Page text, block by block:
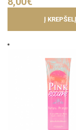
Į KREPŠELĮ